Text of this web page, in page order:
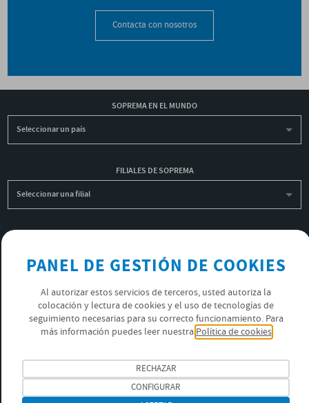
Contacta con nosotros
SOPREMA EN EL MUNDO
Seleccionar un país
FILIALES DE SOPREMA
Seleccionar una filial
OK
POLÍTICA DE PRIVACIDAD
ÚNETE AL EQUIPO SOPREMA
SÍGUENOS
PANEL DE GESTIÓN DE COOKIES
Al autorizar estos servicios de terceros, usted autoriza la
colocación y lectura de cookies y el uso de tecnologías de
seguimiento necesarias para su correcto funcionamiento. Para
más información puedes leer nuestra Política de cookies
RECHAZAR
CONFIGURAR